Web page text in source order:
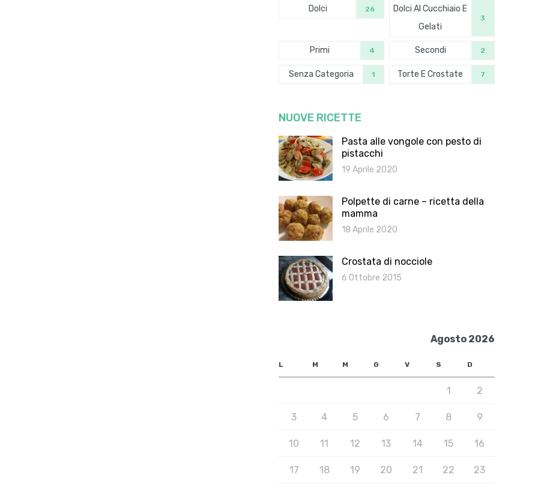
Dolci 26
Dolci Al Cucchiaio E
Gelati
3
Primi 4 Secondi 2
Senza Categoria 1 Torte E Crostate 7
NUOVE RICETTE
Pasta alle vongole con pesto di
pistacchi
19 Aprile 2020
Polpette di carne – ricetta della
mamma
18 Aprile 2020
Crostata di nocciole
6 Ottobre 2015
Agosto 2026
L M M G V S D
1 2
3 4 5 6 7 8 9
10 11 12 13 14 15 16
17 18 19 20 21 22 23